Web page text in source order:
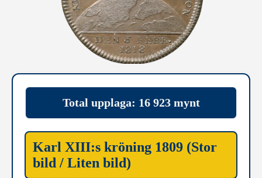
Total upplaga: 16 923 mynt
Karl XIII:s kröning 1809 (Stor
bild / Liten bild)